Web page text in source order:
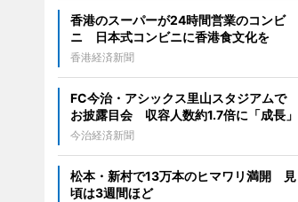
香港のスーパーが24時間営業のコンビ
ニ 日本式コンビニに香港食文化を
香港経済新聞
FC今治・アシックス里山スタジアムで
お披露目会 収容人数約1.7倍に「成長」
今治経済新聞
松本・新村で13万本のヒマワリ満開 見
頃は3週間ほど